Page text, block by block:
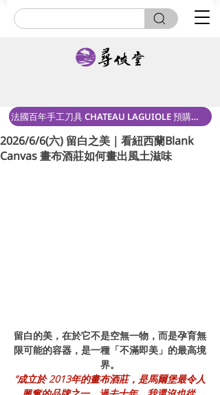
法國百年手工刀具 CHATEAU LAGUIOLE 預購中！
2026/6/6(六) 留白之美｜看紐西蘭Blank
Canvas 畫布酒莊如何畫出風土滋味
留白的美，在於它不是空無一物，而是孕育無
限可能的容器，是一種「不滿即美」的最高境
界。
“成立於 2013年的畫布酒莊，是馬爾堡最令人